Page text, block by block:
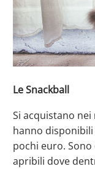
Le Snackball
Si acquistano
hanno disponibili
pochi euro.
apribili dove